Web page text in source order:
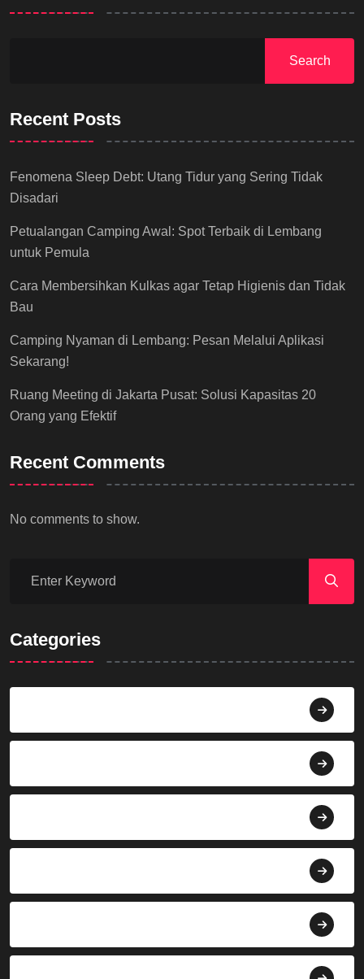
Search
Recent Posts
Fenomena Sleep Debt: Utang Tidur yang Sering Tidak
Disadari
Petualangan Camping Awal: Spot Terbaik di Lembang
untuk Pemula
Cara Membersihkan Kulkas agar Tetap Higienis dan Tidak
Bau
Camping Nyaman di Lembang: Pesan Melalui Aplikasi
Sekarang!
Ruang Meeting di Jakarta Pusat: Solusi Kapasitas 20
Orang yang Efektif
Recent Comments
No comments to show.
Categories